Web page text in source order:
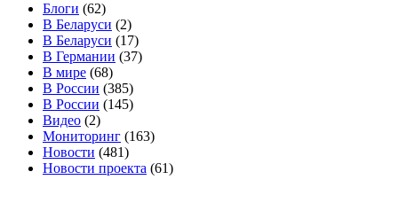
Блоги (62)
В Беларуси (2)
В Беларуси (17)
В Германии (37)
В мире (68)
В России (385)
В России (145)
Видео (2)
Мониторинг (163)
Новости (481)
Новости проекта (61)